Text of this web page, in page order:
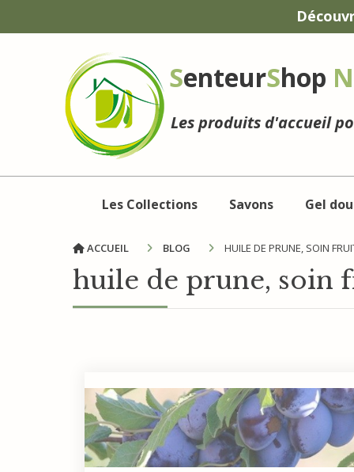
SenteurShop
Les produits d'accueil
Les Collections Savons Gel
ACCUEIL BLOG HUILE DE PRUNE, SOIN
huile de prune, soin